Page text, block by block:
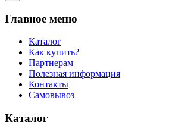
Главное меню
Каталог
Как купить?
Партнерам
Полезная информация
Контакты
Самовывоз
Каталог